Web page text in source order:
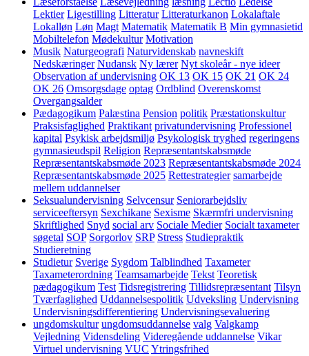
Lektier Ligestilling Litteratur Litteraturkanon Lokalaftale
Lokalløn Løn Magt Matematik Matematik B Min gymnasietid
Mobiltelefon Mødekultur Motivation
Musik Naturgeografi Naturvidenskab navneskift
Nedskæringer Nudansk Ny lærer Nyt skoleår - nye ideer
Observation af undervisning OK 13 OK 15 OK 21 OK 24
OK 26 Omsorgsdage optag Ordblind Overenskomst
Overgangsalder
Pædagogikum Palæstina Pension politik Præstationskultur
Praksisfaglighed Praktikant privatundervisning Professionel
kapital Psykisk arbejdsmiljø Psykologisk tryghed regeringens
gymnasieudspil Religion Repræsentantskabsmøde
Repræsentantskabsmøde 2023 Repræsentantskabsmøde 2024
Repræsentantskabsmøde 2025 Rettestrategier samarbejde
mellem uddannelser
Seksualundervisning Selvcensur Seniorarbejdsliv
serviceeftersyn Sexchikane Sexisme Skærmfri undervisning
Skriftlighed Snyd social arv Sociale Medier Socialt taxameter
søgetal SOP Sorgorlov SRP Stress Studiepraktik
Studieretning
Studietur Sverige Sygdom Talblindhed Taxameter
Taxameterordning Teamsamarbejde Tekst Teoretisk
pædagogikum Test Tidsregistrering Tillidsrepræsentant Tilsyn
Tværfaglighed Uddannelsespolitik Udveksling Undervisning
Undervisningsdifferentiering Undervisningsevaluering
ungdomskultur ungdomsuddannelse valg Valgkamp
Vejledning Vidensdeling Videregående uddannelse Vikar
Virtuel undervisning VUC Ytringsfrihed